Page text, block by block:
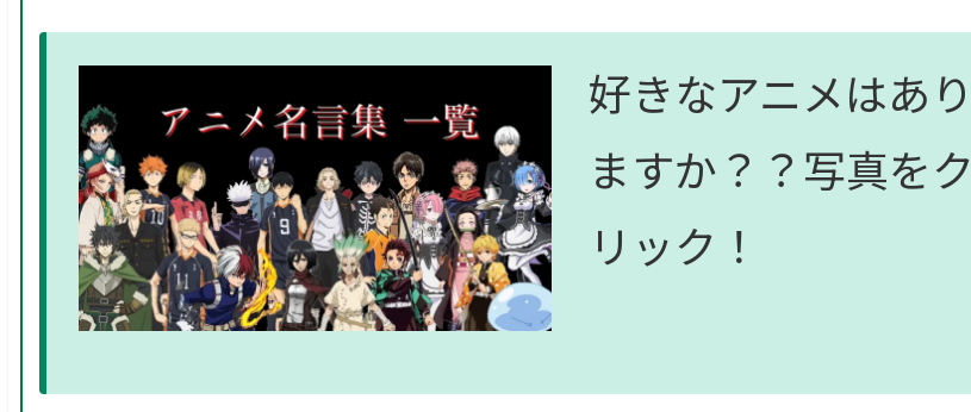
好きなアニメはあり
ますか？？写真をク
リック！